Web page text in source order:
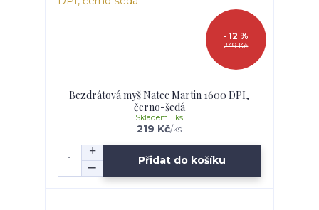
249 Kč
- 12 %
Bezdrátová myš Natec Martin 1600 DPI,
černo-šedá
219 Kč/ks
Skladem 1 ks
Přidat do košíku